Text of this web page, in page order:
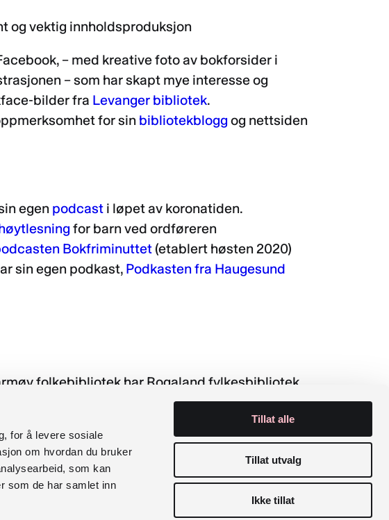
for å levere sosiale
om hvordan du bruker
som kan
som de har samlet inn
Tillat alle
Tillat utvalg
Ikke tillat
og vektig innholdsproduksjon
– med kreative foto av bokforsider i
– som har skapt mye interesse og
bilder fra Levanger bibliotek.
for sin bibliotekblogg og nettsiden
egen podcast i løpet av koronatiden.
for barn ved ordføreren
Bokfriminuttet (etablert høsten 2020)
sin egen podkast, Podkasten fra Haugesund
folkebibliotek har Rogaland fylkesbibliotek
på Bibliotekutvikling.no. Målet er en storstilt
kan deles i sosiale medier av bibliotek over hele
eksempel i YoutubekanalenVideoboktips fra
Youtubekanal